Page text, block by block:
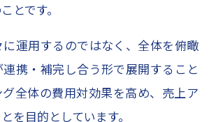
とです。
運用するのではなく、全体を俯瞰
携・補完し合う形で展開すること
全体の費用対効果を高め、売上ア
を目的としています。